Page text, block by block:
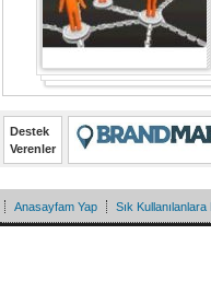
Destek
Verenler
Anasayfam Yap Sık Kullanılanlara